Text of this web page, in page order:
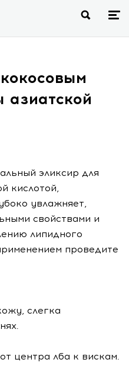
азиатской
эликсир для
кислотой,
увлажняет,
свойствами и
липидного
проведите
слегка
центра лба к вискам.